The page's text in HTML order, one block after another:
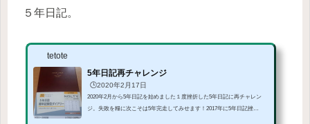
５年日記。
tetote
5年日記再チャレンジ
🕒️2020年2月17日
2020年2月から5年日記を始めました１度挫折した5年日記に再チャレン
ジ。失敗を糧に次こそは5年完走してみせます！2017年に5年日記挫